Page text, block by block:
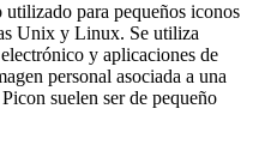
para pequeños iconos
Unix y Linux. Se utiliza
y aplicaciones de
personal asociada a una
suelen ser de pequeño